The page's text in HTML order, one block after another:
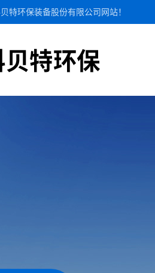
特环保装备股份有限公司网站！